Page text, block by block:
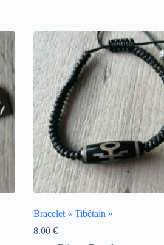
Bracelet « Tibétain »
8.00 €